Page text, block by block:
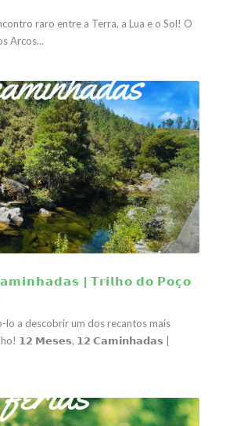
raro entre a Terra, a Lua e o Sol! O
Arcos...
| 𝗧𝗿𝗶𝗹𝗵𝗼 𝗱𝗼 𝗣𝗼𝗰̧𝗼
lo a descobrir um dos recantos mais
𝟭𝟮 𝗠𝗲𝘀𝗲𝘀, 𝟭𝟮 𝗖𝗮𝗺𝗶𝗻𝗵𝗮𝗱𝗮𝘀 |